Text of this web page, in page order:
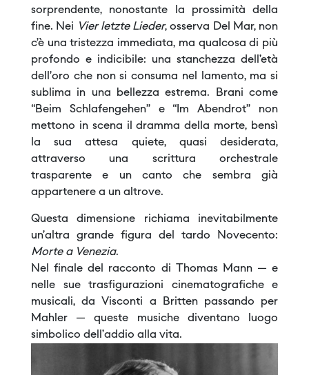
sorprendente, nonostante la prossimità della
fine. Nei Vier letzte Lieder, osserva Del Mar, non
c’è una tristezza immediata, ma qualcosa di più
profondo e indicibile: una stanchezza dell’età
dell’oro che non si consuma nel lamento, ma si
sublima in una bellezza estrema. Brani come
“Beim Schlafengehen” e “Im Abendrot” non
mettono in scena il dramma della morte, bensì
la sua attesa quiete, quasi desiderata,
attraverso una scrittura orchestrale
trasparente e un canto che sembra già
appartenere a un altrove.
Questa dimensione richiama inevitabilmente
un’altra grande figura del tardo Novecento:
Morte a Venezia.
Nel finale del racconto di Thomas Mann — e
nelle sue trasfigurazioni cinematografiche e
musicali, da Visconti a Britten passando per
Mahler — queste musiche diventano luogo
simbolico dell’addio alla vita.